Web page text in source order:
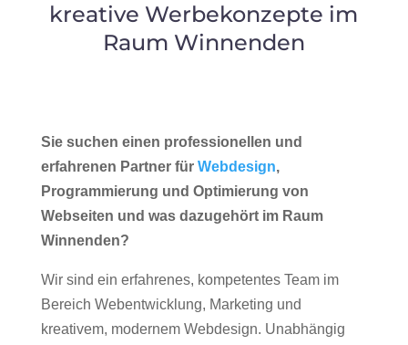
kreative Werbekonzepte im
Raum Winnenden
Sie suchen einen professionellen und
erfahrenen Partner für Webdesign,
Programmierung und Optimierung von
Webseiten und was dazugehört im Raum
Winnenden?
Wir sind ein erfahrenes, kompetentes Team im
Bereich Webentwicklung, Marketing und
kreativem, modernem Webdesign. Unabhängig